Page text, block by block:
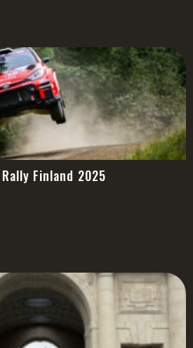
Finland 2025